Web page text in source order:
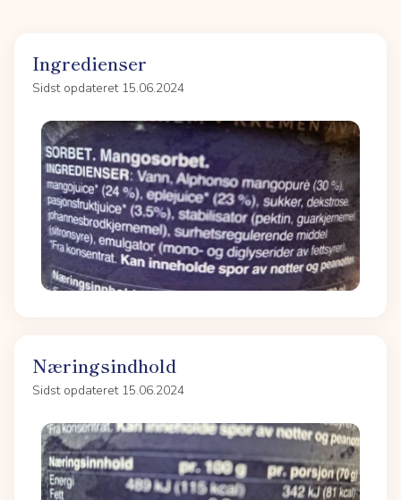
Ingredienser
Sidst opdateret 15.06.2024
Næringsindhold
Sidst opdateret 15.06.2024